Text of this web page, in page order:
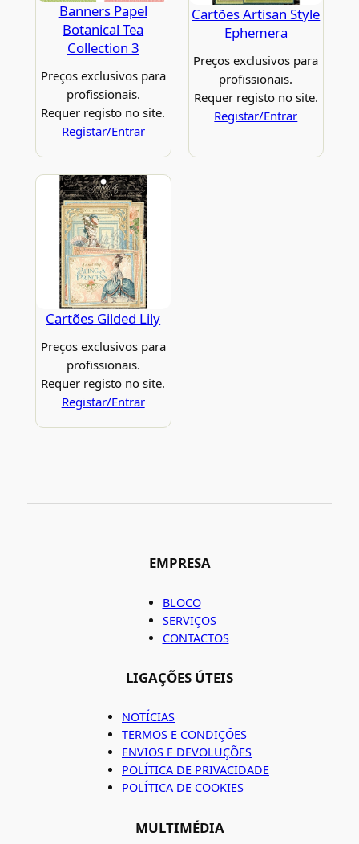
Banners Papel
Botanical Tea
Collection 3
Preços exclusivos para
profissionais.
Requer registo no site.
Registar/Entrar
Cartões Artisan Style
Ephemera
Preços exclusivos para
profissionais.
Requer registo no site.
Registar/Entrar
Cartões Gilded Lily
Preços exclusivos para
profissionais.
Requer registo no site.
Registar/Entrar
EMPRESA
BLOCO
SERVIÇOS
CONTACTOS
LIGAÇÕES ÚTEIS
NOTÍCIAS
TERMOS E CONDIÇÕES
ENVIOS E DEVOLUÇÕES
POLÍTICA DE PRIVACIDADE
POLÍTICA DE COOKIES
MULTIMÉDIA